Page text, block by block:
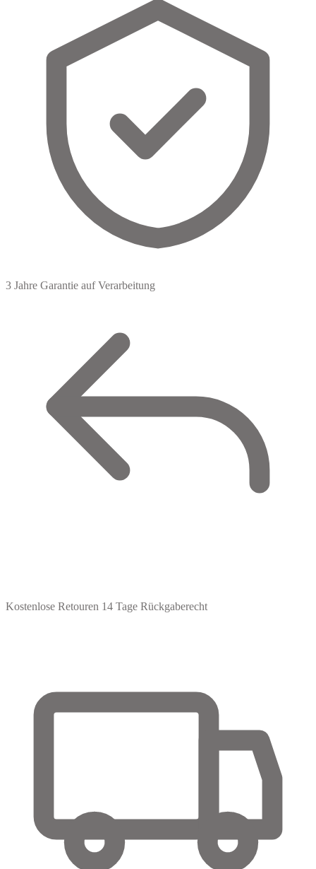
3 Jahre Garantie auf Verarbeitung
Kostenlose Retouren 14 Tage Rückgaberecht